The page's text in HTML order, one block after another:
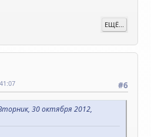
ЕЩЁ...
#6
30 октября 2012,